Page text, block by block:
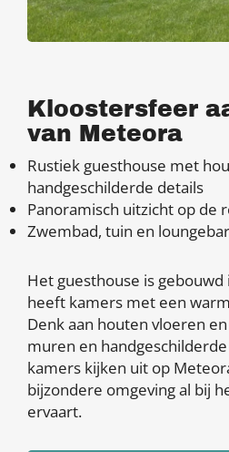
Kloostersfeer
van Meteora
Rustiek guesthouse met
handgeschilderde details
Panoramisch uitzicht op de
Zwembad, tuin en
Het guesthouse is
heeft kamers met een
Denk aan houten vloeren
muren en
kamers kijken uit op
bijzondere omgeving al bij
ervaart.